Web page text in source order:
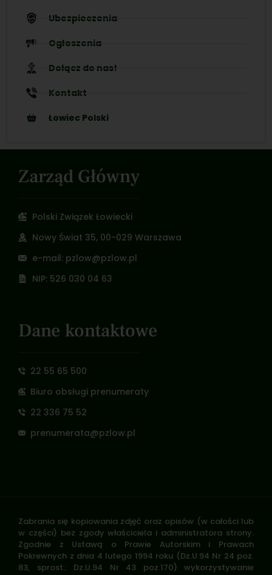
Ubezpieczenia
Ogłoszenia
Dołącz do nas!
Kontakt
Łowiec Polski
Zarząd Główny
Polski Związek Łowiecki
Nowy Świat 35, 00-029 Warszawa
e-mail: pzlow@pzlow.pl
NIP: 526 030 04 63
Dane kontaktowe
22 55 65 500
Biuro obsługi prenumeraty
22 336 75 52
prenumerata@pzlow.pl
Zabrania się kopiowania zdjęć oraz opisów (w całości lub
w części) bez zgody właściciela i administratora strony.
Zgodnie z Ustawą o Prawie Autorskim i Prawach
Pokrewnych z dnia 4 lutego 1994 roku (Dz.U.94 Nr 24 poz.
83, sprost.: Dz.U.94 Nr 43 poz.170) wykorzystywanie